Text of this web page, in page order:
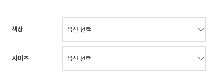
색상
사이즈